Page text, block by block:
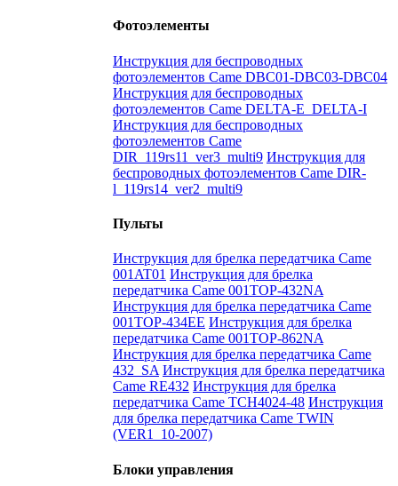
Фотоэлементы
Инструкция для беспроводных
фотоэлементов Came DBC01-DBC03-DBC04
Инструкция для беспроводных
фотоэлементов Came DELTA-E_DELTA-I
Инструкция для беспроводных
фотоэлементов Came
DIR_119rs11_ver3_multi9 Инструкция для
беспроводных фотоэлементов Came DIR-
l_119rs14_ver2_multi9
Пульты
Инструкция для брелка передатчика Came
001AT01 Инструкция для брелка
передатчика Came 001TOP-432NA
Инструкция для брелка передатчика Came
001TOP-434EE Инструкция для брелка
передатчика Came 001TOP-862NA
Инструкция для брелка передатчика Came
432_SA Инструкция для брелка передатчика
Came RE432 Инструкция для брелка
передатчика Came TCH4024-48 Инструкция
для брелка передатчика Came TWIN
(VER1_10-2007)
Блоки управления